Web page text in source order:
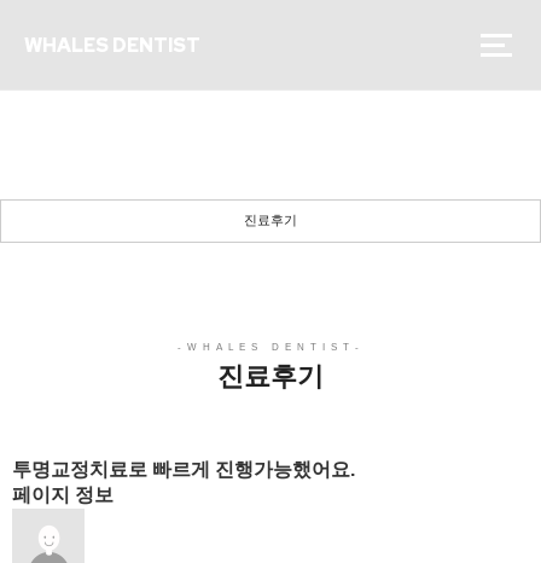
WHALES DENTIST
진료후기
진료후기
투명교정치료로 빠르게 진행가능했어요.
페이지 정보